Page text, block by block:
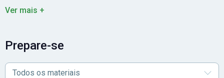
para você estudar com foco no edital.
Ver mais +
Prepare-se
Todos os materiais